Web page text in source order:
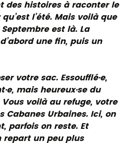
des histoires à raconter le
l’été. Mais voilà que
est là. La
une fin, puis un
votre sac. Essoufflé·e,
mais heureux·se du
voilà au refuge, votre
Cabanes Urbaines. Ici, on
parfois on reste. Et
repart un peu plus